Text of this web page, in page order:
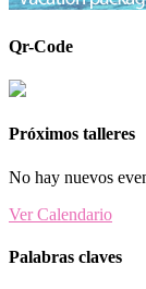
Qr-Code
Próximos talleres
No hay nuevos
Ver Calendario
Palabras claves